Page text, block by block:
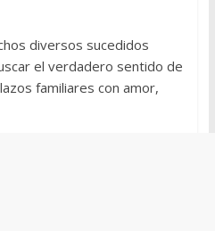
diversos sucedidos
el verdadero sentido de
familiares con amor,